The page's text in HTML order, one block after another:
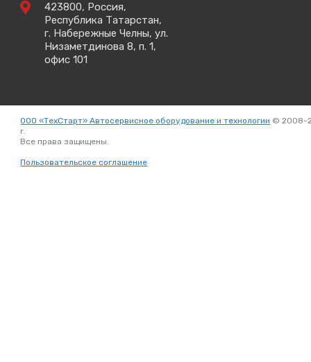
423800, Россия,
Республика Татарстан,
г. Набережные Челны, ул.
Низаметдинова 8, п. 1,
офис 101
ООО «ТехСтарт» Автосервисное оборудование и технологии © 2008-
г.
Все права защищены.
Пользовательское соглашение